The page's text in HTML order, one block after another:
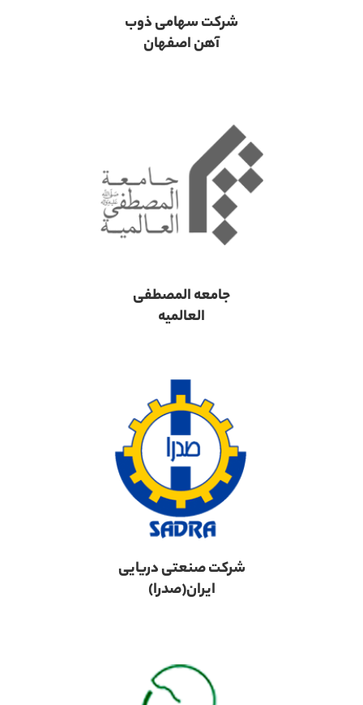
شرکت سهامی ذوب
آهن اصفهان
جامعه المصطفی
العالمیه
شرکت صنعتی دریایی
ایران(صدرا)